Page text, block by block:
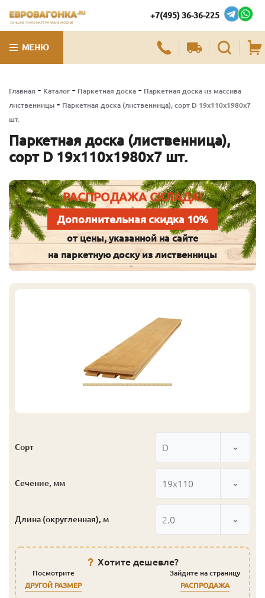
ЛУЧШИЕ ПИЛОМАТЕРИАЛЫ В МОСКВЕ
+7(495) 36-36-225
МЕНЮ
Главная - Каталог - Паркетная доска - Паркетная доска из массива
лиственницы - Паркетная доска (лиственница), сорт D 19х110х1980х7
шт.
Паркетная доска (лиственница),
сорт D 19х110х1980х7 шт.
РАСПРОДАЖА СКЛАДА!
Дополнительная скидка 10%
от цены, указанной на сайте
на паркетную доску из лиственницы
Сорт D
Сечение, мм 19x110
Длина (округленная), м 2.0
Хотите дешевле?
Посмотрите
ДРУГОЙ РАЗМЕР
Зайдите на страницу
РАСПРОДАЖА